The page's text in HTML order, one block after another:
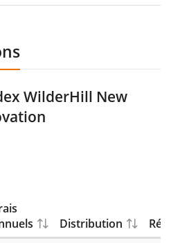
WilderHill New
Distribution